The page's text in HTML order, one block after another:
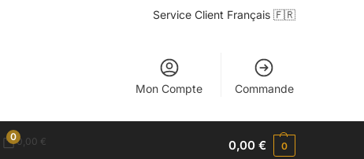
Service Client Français 🇫🇷
Mon Compte Commande
00,00 € 0,00€ 0